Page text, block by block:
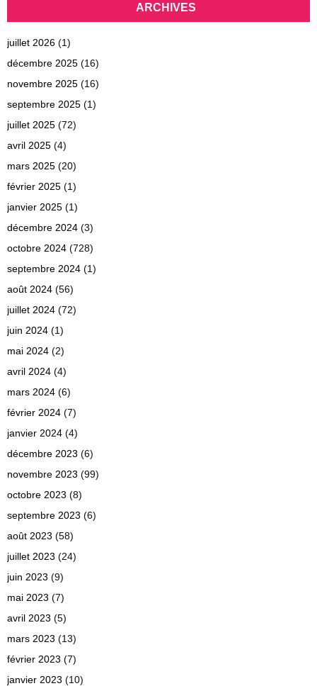
ARCHIVES
juillet 2026 (1)
décembre 2025 (16)
novembre 2025 (16)
septembre 2025 (1)
juillet 2025 (72)
avril 2025 (4)
mars 2025 (20)
février 2025 (1)
janvier 2025 (1)
décembre 2024 (3)
octobre 2024 (728)
septembre 2024 (1)
août 2024 (56)
juillet 2024 (72)
juin 2024 (1)
mai 2024 (2)
avril 2024 (4)
mars 2024 (6)
février 2024 (7)
janvier 2024 (4)
décembre 2023 (6)
novembre 2023 (99)
octobre 2023 (8)
septembre 2023 (6)
août 2023 (58)
juillet 2023 (24)
juin 2023 (9)
mai 2023 (7)
avril 2023 (5)
mars 2023 (13)
février 2023 (7)
janvier 2023 (10)